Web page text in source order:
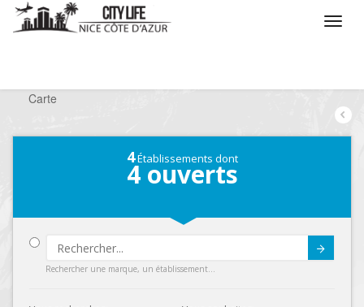
Carte
4Établissements dont
4ouverts
Rechercher une marque, un établissement...